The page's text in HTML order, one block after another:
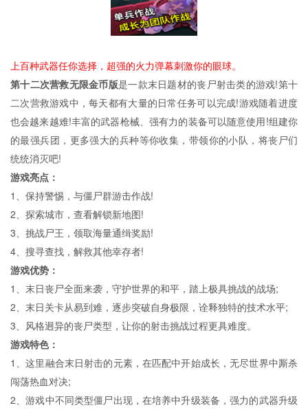
上百种武器任你选择，超强的火力弹幕刺激你的眼球。
第十二次营救无限金币版是一款末日题材的丧尸射击类的游戏!第十
二次营救游戏中，每天都有大量的日常任务可以完成!游戏随着进度
也会越来越难!丰富的武器枪械、强有力的装备可以随意使用!组建你
的最强兵团，更多强大的兵种等你收集，带领你的小队，将丧尸们
统统消灭吧!
游戏亮点：
1、保持警惕，与僵尸群游击作战!
2、探索城市，查看解锁新地图!
3、挑战尸王，领取海量通缉奖励!
4、搜寻查找，解救其他幸存者!
游戏优势：
1、末日丧尸全面来袭，守护世界的和平，踏上极具挑战的战场;
2、末日关卡从易到难，逐步突破自身极限，诠释独特的技术水平;
3、风格迥异的丧尸类型，让你的射击挑战过程更具难度。
游戏特色：
1、这里融合末日射击的元素，在匹配中开始成长，无尽世界中厮杀
闯荡热血对决;
2、游戏中不同类型僵尸出现，在培养中升级装备，强力的武器升级